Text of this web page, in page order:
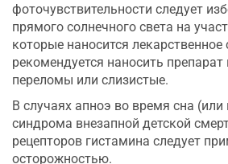
фоточувствительности следует
прямого солнечного света на
которые наносится лекарственное
рекомендуется наносить
переломы или слизистые.
В случаях апноэ во время сна (или
синдрома внезапной детской
рецепторов гистамина следует
осторожностью.